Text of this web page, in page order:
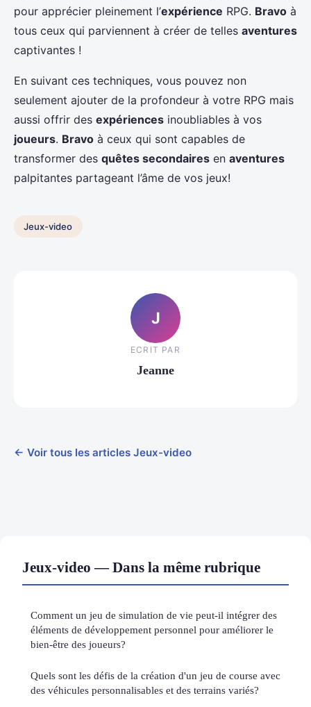
pour apprécier pleinement l’expérience RPG. Bravo à
tous ceux qui parviennent à créer de telles aventures
captivantes !
En suivant ces techniques, vous pouvez non
seulement ajouter de la profondeur à votre RPG mais
aussi offrir des expériences inoubliables à vos
joueurs. Bravo à ceux qui sont capables de
transformer des quêtes secondaires en aventures
palpitantes partageant l’âme de vos jeux!
Jeux-video
J
ECRIT PAR
Jeanne
← Voir tous les articles Jeux-video
Jeux-video — Dans la même rubrique
Comment un jeu de simulation de vie peut-il intégrer des
éléments de développement personnel pour améliorer le
bien-être des joueurs?
Quels sont les défis de la création d'un jeu de course avec
des véhicules personnalisables et des terrains variés?